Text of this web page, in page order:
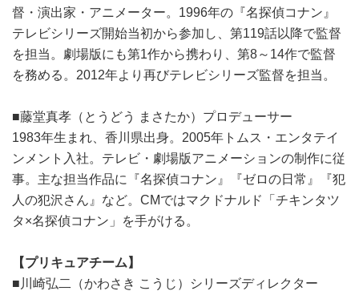
督・演出家・アニメーター。1996年の『名探偵コナン』
テレビシリーズ開始当初から参加し、第119話以降で監督
を担当。劇場版にも第1作から携わり、第8～14作で監督
を務める。2012年より再びテレビシリーズ監督を担当。
■藤堂真孝（とうどう まさたか）プロデューサー
1983年生まれ、香川県出身。2005年トムス・エンタテイ
ンメント入社。テレビ・劇場版アニメーションの制作に従
事。主な担当作品に『名探偵コナン』『ゼロの日常』『犯
人の犯沢さん』など。CMではマクドナルド「チキンタツ
タ×名探偵コナン」を手がける。
【プリキュアチーム】
■川崎弘二（かわさき こうじ）シリーズディレクター